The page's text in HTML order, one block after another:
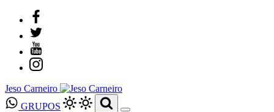
Jeso Carneiro
GRUPOS